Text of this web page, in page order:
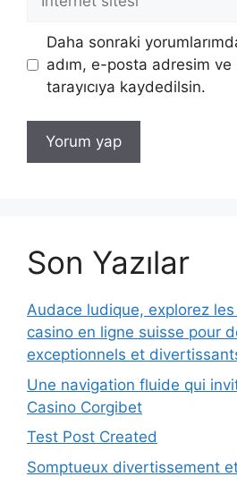
sitesi
Daha sonraki
adım, e-posta adresim
tarayıcıya kaydedilsin.
Son Yazılar
Audace ludique, explorez
casino en ligne suisse pour
exceptionnels et
Une navigation fluide qui
Casino Corgibet
Test Post Created
Somptueux divertissement